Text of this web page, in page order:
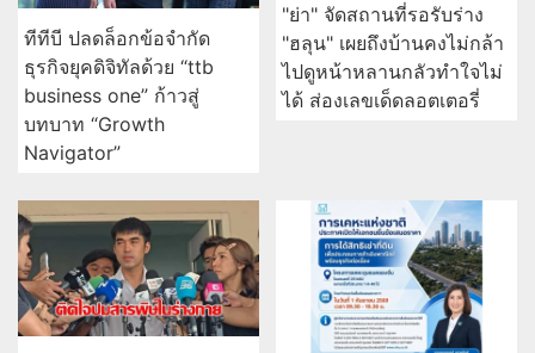
ทีทีบี ปลดล็อกข้อจำกัด
ธุรกิจยุคดิจิทัลด้วย “ttb
business one” ก้าวสู่
บทบาท “Growth
Navigator”
"ย่า" จัดสถานที่รอรับร่าง
"ฮลุน" เผยถึงบ้านคงไม่กล้า
ไปดูหน้าหลานกลัวทำใจไม่
ได้ ส่องเลขเด็ดลอตเตอรี่